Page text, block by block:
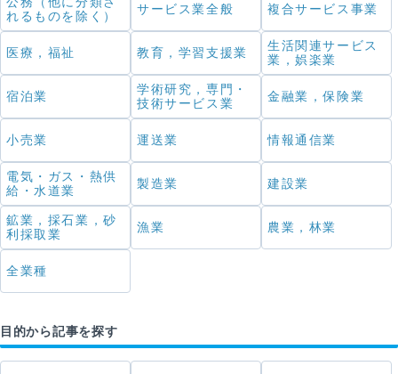
れるものを除く）
サービス業全般 複合サービス事業
医療，福祉 教育，学習支援業
生活関連サービス
業，娯楽業
宿泊業
学術研究，専門・
技術サービス業
金融業，保険業
小売業 運送業 情報通信業
電気・ガス・熱供
給・水道業
製造業 建設業
鉱業，採石業，砂
利採取業
漁業 農業，林業
全業種
目的から記事を探す